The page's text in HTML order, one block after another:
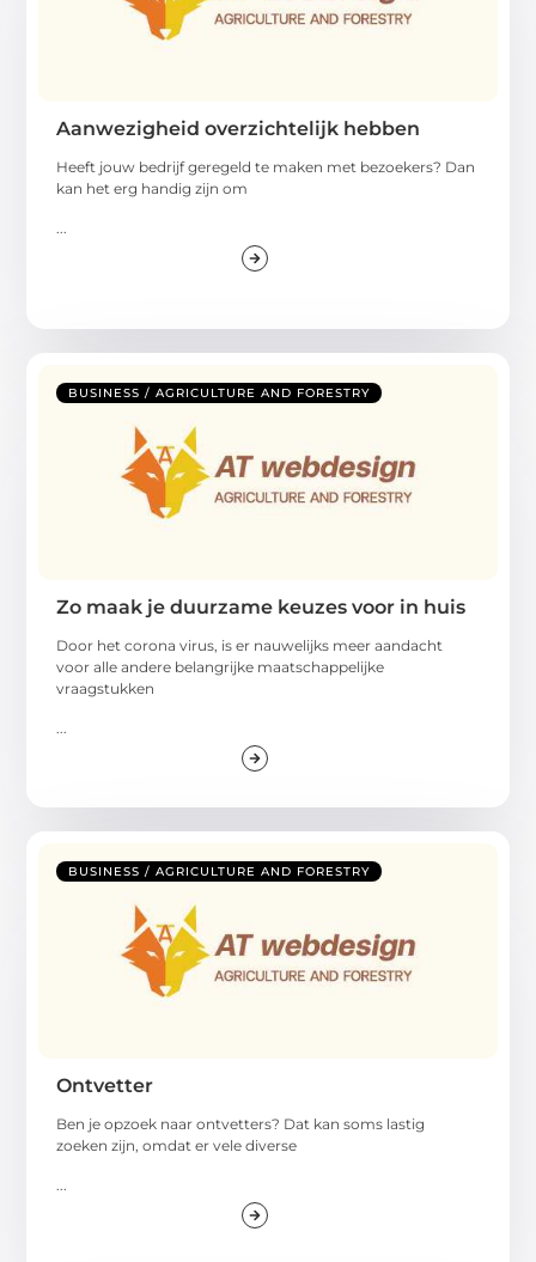
Aanwezigheid overzichtelijk hebben
Heeft jouw bedrijf geregeld te maken met bezoekers? Dan
kan het erg handig zijn om
BUSINESS / AGRICULTURE AND FORESTRY
Zo maak je duurzame keuzes voor in huis
Door het corona virus, is er nauwelijks meer aandacht
voor alle andere belangrijke maatschappelijke
vraagstukken
BUSINESS / AGRICULTURE AND FORESTRY
Ontvetter
Ben je opzoek naar ontvetters? Dat kan soms lastig
zoeken zijn, omdat er vele diverse